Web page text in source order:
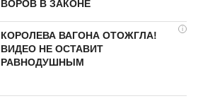
ВОРОВ В ЗАКОНЕ
i
КОРОЛЕВА ВАГОНА ОТОЖГЛА!
ВИДЕО НЕ ОСТАВИТ
РАВНОДУШНЫМ